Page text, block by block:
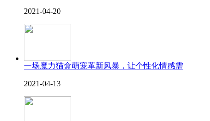
2021-04-20
一场魔力猫盒萌宠革新风暴，让个性化情感需
2021-04-13